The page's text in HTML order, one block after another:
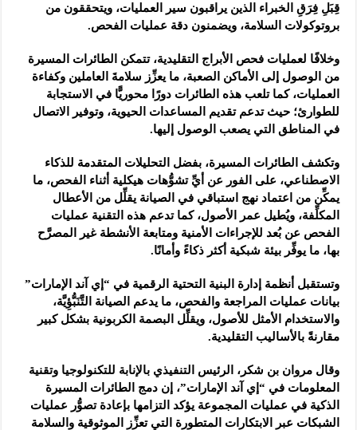
قِبَلِ فِرَقِ الخبراء الذين يراقبون سير العمليات، ويتحققون من
بروتوكولات السلامة، ويضمنون دقة عمليات الفحص.
وخلافًا لعمليات فحص الأبراج التقليدية، تتمكن الطائرات المسيرة
من الوصول إلى الأماكن الصعبة، ما يعزِّز سلامةَ العاملين وكفاءة
العمليات، كما تلعب هذه الطائرات دورًا محوريًّا في الاستجابة
للطوارئ؛ حيث تدعم تقديم المساعدات الحيوية، وتوفير الاتصال
في المناطق التي يصعب الوصول إليها.
وتكشف الطائرات المسيرة، بفضل التحليلات المتقدمة للذكاء
الاصطناعي، على الفور عن أيِّ تشوُّهات هيكلية أثناء الفحص، ما
يمكِّن من اعتماد نهج استباقي في الصيانة يقلِّل من الأعطال
المكلِّفة، ويُطيل عمر الأصول، كما تدعم هذه التقنية عمليات
الفحص عن بُعد للإجراءات الأمنية ومتابعة الأنشطة غير المصرَّح
بها، ما يوفِّر بيئة شبكية أكثر ذكاءً وأمانًا.
وتستقبل أنظمة إدارة البنية التحتية الرقمية في “إي آند الإمارات”
بيانات عمليات المراجعة والفحص، ما يدعم الصيانة التَّنَبُّؤِيَّة،
والاستخدام الأمثل للأصول، ويقلِّل البصمة الكربونية بشكل كبير
مقارنةً بالأساليب التقليدية.
وقال مروان بن شكر، الرئيس التنفيذي بالإنابة للتكنولوجيا وتقنية
المعلومات في “إي آند الإمارات”، إن دمج الطائرات المسيرة
الذكية في عمليات المجموعة يؤكد التزامها بإعادة تصوُّر عمليات
الشبكات عبر الابتكارات المتطورة التي تعزِّز الموثوقية والسلامة